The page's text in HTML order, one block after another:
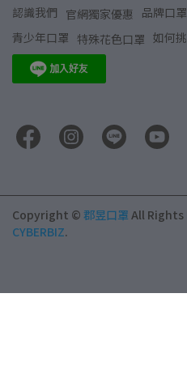
認識我們 官網獨家優惠 品牌口罩
青少年口罩 特殊花色口罩 如何
Copyright © 郡昱口罩 All Rights
CYBERBIZ.